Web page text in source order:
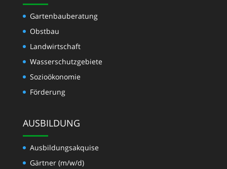
Gartenbauberatung
Obstbau
Landwirtschaft
Wasserschutzgebiete
Sozioökonomie
Förderung
AUSBILDUNG
Ausbildungsakquise
Gärtner (m/w/d)